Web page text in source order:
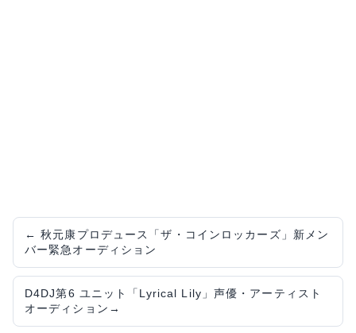
← 秋元康プロデュース「ザ・コインロッカーズ」新メン
バー緊急オーディション
D4DJ第6 ユニット「Lyrical Lily」声優・アーティスト
オーディション →